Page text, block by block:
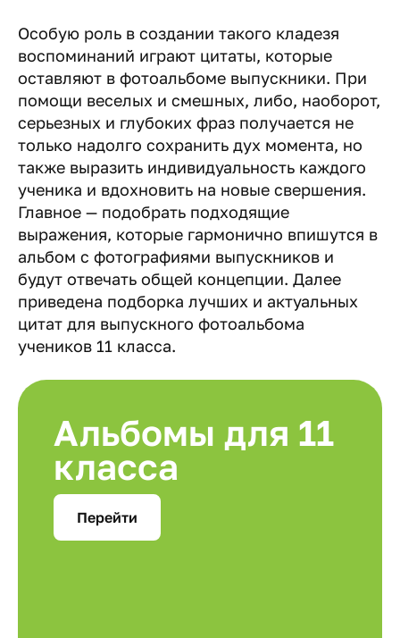
Особую роль в создании такого кладезя
воспоминаний играют цитаты, которые
оставляют в фотоальбоме выпускники. При
помощи веселых и смешных, либо, наоборот,
серьезных и глубоких фраз получается не
только надолго сохранить дух момента, но
также выразить индивидуальность каждого
ученика и вдохновить на новые свершения.
Главное — подобрать подходящие
выражения, которые гармонично впишутся в
альбом с фотографиями выпускников и
будут отвечать общей концепции. Далее
приведена подборка лучших и актуальных
цитат для выпускного фотоальбома
учеников 11 класса.
Альбомы для 11
класса
Перейти